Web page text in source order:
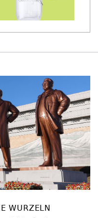
WURZELN